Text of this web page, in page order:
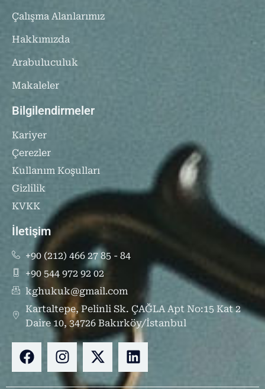
Çalışma Alanlarımız
Hakkımızda
Arabuluculuk
Makaleler
Bilgilendirmeler
Kariyer
Çerezler
Kullanım Koşulları
Gizlilik
KVKK
İletişim
+90 (212) 466 27 85 - 84
+90 544 972 92 02
kghukuk@gmail.com
Kartaltepe, Pelinli Sk. ÇAĞLA Apt No:15 Kat 2
Daire 10, 34726 Bakırköy/İstanbul